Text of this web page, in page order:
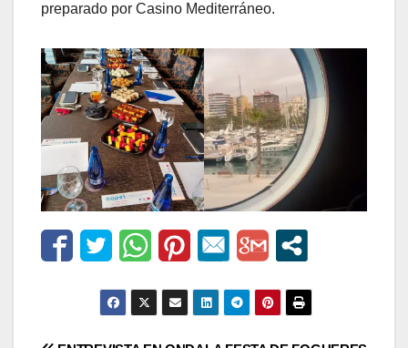
preparado por Casino Mediterráneo.